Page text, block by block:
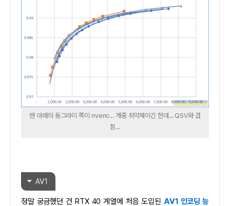
맨 아래의 동그라미 쪽이 nvenc... 개중 최약체이긴 한데... QSV와 겹
침...
AV1
정말 궁금했던 건 RTX 40 계열에 처음 도입된 AV1 인코딩 능